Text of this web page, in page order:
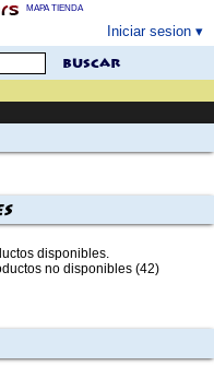
MAPA TIENDA
Iniciar sesion
buscar
disponibles.
no disponibles (42)